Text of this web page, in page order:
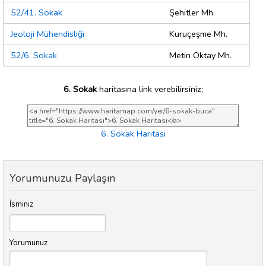
52/41. Sokak
Şehitler Mh.
Jeoloji Mühendisliği
Kuruçeşme Mh.
52/6. Sokak
Metin Oktay Mh.
6. Sokakharitasına link verebilirsiniz;
6. Sokak Haritası
Yorumunuzu Paylaşın
İsminiz
Yorumunuz